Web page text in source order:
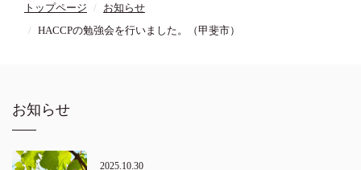
トップページ
お知らせ
HACCPの勉強会を行いました。（甲斐市）
お知らせ
2025.10.30